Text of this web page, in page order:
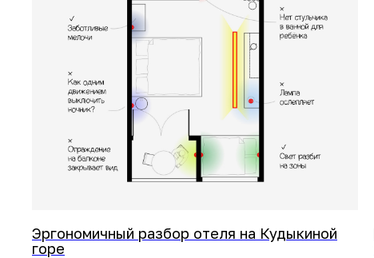
Эргономичный разбор отеля на Кудыкиной
горе